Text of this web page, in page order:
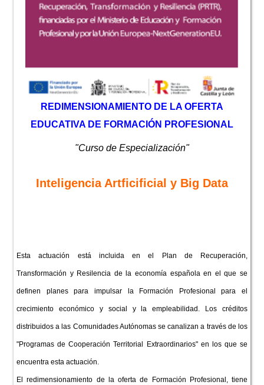
REDIMENSIONAMIENTO DE LA OFERTA
EDUCATIVA DE FORMACIÓN PROFESIONAL
"Curso de Especialización"
Inteligencia Artficificial y Big Data
Esta actuación está incluida en el Plan de Recuperación,
Transformación y Resilencia de la economía española en el que se
definen planes para impulsar la Formación Profesional para el
crecimiento económico y social y la empleabilidad. Los créditos
distribuidos a las Comunidades Autónomas se canalizan a través de los
"Programas de Cooperación Territorial Extraordinarios" en los que se
encuentra esta actuación.
El redimensionamiento de la oferta de Formación Profesional, tiene